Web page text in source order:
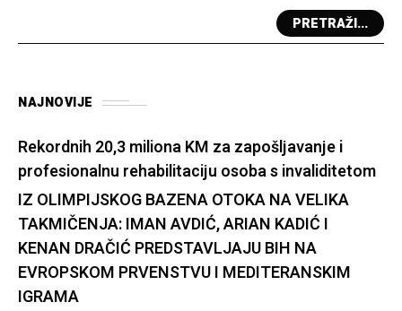
PRETRAŽI...
NAJNOVIJE
Rekordnih 20,3 miliona KM za zapošljavanje i
profesionalnu rehabilitaciju osoba s invaliditetom
IZ OLIMPIJSKOG BAZENA OTOKA NA VELIKA
TAKMIČENJA: IMAN AVDIĆ, ARIAN KADIĆ I
KENAN DRAČIĆ PREDSTAVLJAJU BIH NA
EVROPSKOM PRVENSTVU I MEDITERANSKIM
IGRAMA